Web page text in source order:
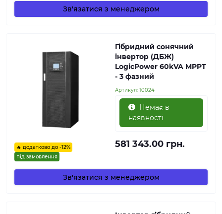
Зв'язатися з менеджером
🔥 додатково до -12%
під замовлення
Гібридний сонячний
інвертор (ДБЖ)
LogicPower 60kVA MPPT
- 3 фазний
Артикул: 10024
Немає в
наявності
581 343.00 грн.
Зв'язатися з менеджером